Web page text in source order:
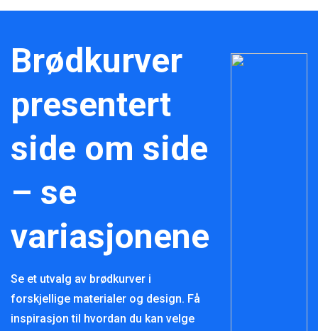
Brødkurver
presentert
side om side
– se
variasjonene
Se et utvalg av brødkurver i
forskjellige materialer og design. Få
inspirasjon til hvordan du kan velge